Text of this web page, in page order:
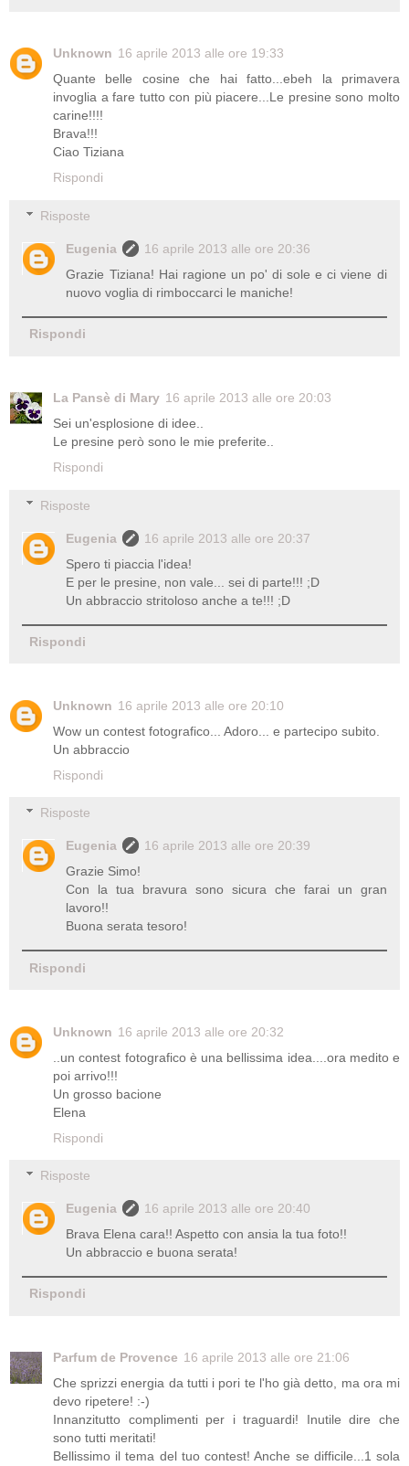
Unknown 16 aprile 2013 alle ore 19:33
Quante belle cosine che hai fatto...ebeh la primavera
invoglia a fare tutto con più piacere...Le presine sono molto
carine!!!!
Brava!!!
Ciao Tiziana
Rispondi
Risposte
Eugenia
16 aprile 2013 alle ore 20:36
Grazie Tiziana! Hai ragione un po' di sole e ci viene di
nuovo voglia di rimboccarci le maniche!
Rispondi
La Pansè di Mary 16 aprile 2013 alle ore 20:03
Sei un'esplosione di idee..
Le presine però sono le mie preferite..
Rispondi
Risposte
Eugenia
16 aprile 2013 alle ore 20:37
Spero ti piaccia l'idea!
E per le presine, non vale... sei di parte!!! ;D
Un abbraccio stritoloso anche a te!!! ;D
Rispondi
Unknown 16 aprile 2013 alle ore 20:10
Wow un contest fotografico... Adoro... e partecipo subito.
Un abbraccio
Rispondi
Risposte
Eugenia
16 aprile 2013 alle ore 20:39
Grazie Simo!
Con la tua bravura sono sicura che farai un gran
lavoro!!
Buona serata tesoro!
Rispondi
Unknown 16 aprile 2013 alle ore 20:32
..un contest fotografico è una bellissima idea....ora medito e
poi arrivo!!!
Un grosso bacione
Elena
Rispondi
Risposte
Eugenia
16 aprile 2013 alle ore 20:40
Brava Elena cara!! Aspetto con ansia la tua foto!!
Un abbraccio e buona serata!
Rispondi
Parfum de Provence 16 aprile 2013 alle ore 21:06
Che sprizzi energia da tutti i pori te l'ho già detto, ma ora mi
devo ripetere! :-)
Innanzitutto complimenti per i traguardi! Inutile dire che
sono tutti meritati!
Bellissimo il tema del tuo contest! Anche se difficile...1 sola